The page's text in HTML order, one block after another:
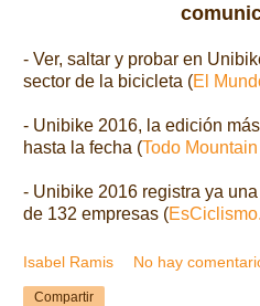
- Ver, saltar y probar en
sector de la bicicleta (El
- Unibike 2016, la edición
hasta la fecha (Todo
- Unibike 2016 registra ya
de 132 empresas (
Isabel Ramis No hay
Compartir